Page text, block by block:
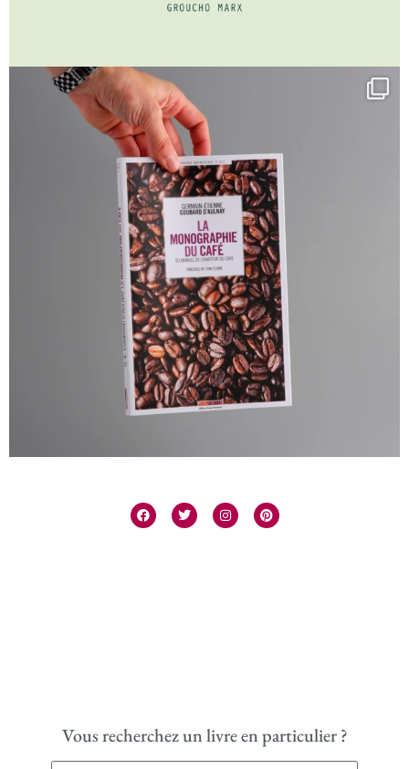
Vous recherchez un livre en particulier ?